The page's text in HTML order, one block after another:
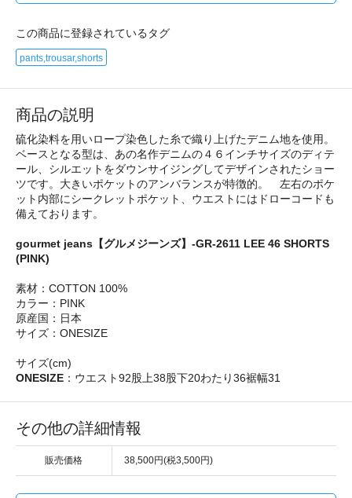
この商品に登録されているタグ
pants,trousar,shorts
商品の説明
硫化染料を用いロープ染色した糸で織り上げたデニム地を使用。
ベースとなる型は、あの名作デニムの４６インチサイズのディテ
ール、シルエットをダウンサイジングしてデザインされたショー
ツです。大きいポケットのアンバランスが特徴的。 左右のポケ
ット内部にシークレットポケット、ウエストにはドローコードも
備えております。
gourmet jeans【グルメジーンズ】-GR-2611 LEE 46 SHORTS
(PINK)
素材：COTTON 100%
カラー：PINK
原産国：日本
サイズ：ONESIZE
サイズ(cm)
ONESIZE ：ウエスト92股上38股下20わたり36裾幅31
その他の詳細情報
販売価格 38,500円(税3,500円)